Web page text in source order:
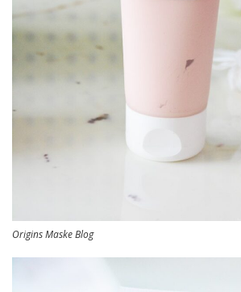
Origins Maske Blog